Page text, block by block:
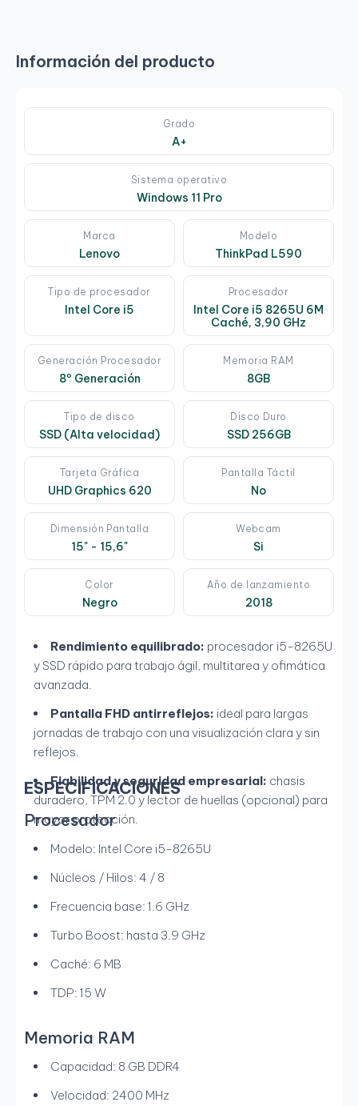
Información del producto
Grado
A+
Sistema operativo
Windows 11 Pro
Marca
Lenovo
Modelo
ThinkPad L590
Tipo de procesador
Intel Core i5
Procesador
Intel Core i5 8265U 6M
Caché, 3,90 GHz
Generación Procesador
8º Generación
Memoria RAM
8GB
Tipo de disco
SSD (Alta velocidad)
Disco Duro
SSD 256GB
Tarjeta Gráfica
UHD Graphics 620
Pantalla Táctil
No
Dimensión Pantalla
15" - 15,6"
Webcam
Si
Color
Negro
Año de lanzamiento
2018
Rendimiento equilibrado: procesador i5-8265U
y SSD rápido para trabajo ágil, multitarea y ofimática
avanzada.
Pantalla FHD antirreflejos: ideal para largas
jornadas de trabajo con una visualización clara y sin
reflejos.
Fiabilidad y seguridad empresarial: chasis
duradero, TPM 2.0 y lector de huellas (opcional) para
mayor protección.
ESPECIFICACIONES
Procesador
Modelo: Intel Core i5-8265U
Núcleos / Hilos: 4 / 8
Frecuencia base: 1.6 GHz
Turbo Boost: hasta 3.9 GHz
Caché: 6 MB
TDP: 15 W
Memoria RAM
Capacidad: 8 GB DDR4
Velocidad: 2400 MHz